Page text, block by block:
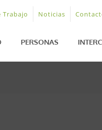
Trabajo Noticias
PERSONAS